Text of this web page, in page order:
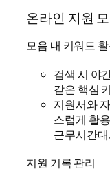
온라인 지원
모음 내 키워드
검색 시 야
같은 핵심
지원서와
스럽게 활
근무시간
지원 기록 관리